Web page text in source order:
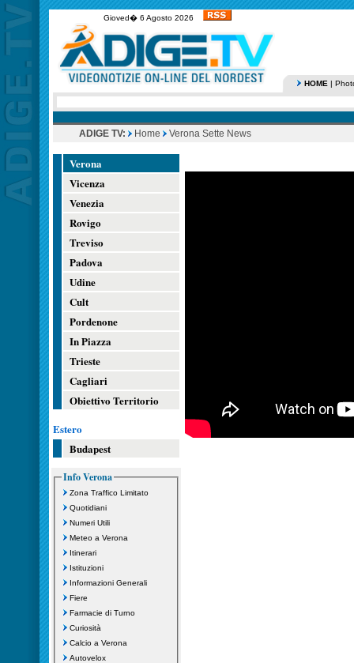
Gioved� 6 Agosto 2026
HOME |
ADIGE TV: Home Verona Sette News
Verona
Vicenza
Venezia
Rovigo
Treviso
Padova
Udine
Cult
Pordenone
In Piazza
Trieste
Cagliari
Obiettivo Territorio
Estero
Budapest
Info Verona
Zona Traffico Limitato
Quotidiani
Numeri Utili
Meteo a Verona
Itinerari
Istituzioni
Informazioni Generali
Fiere
Farmacie di Turno
Curiosità
Calcio a Verona
Autovelox